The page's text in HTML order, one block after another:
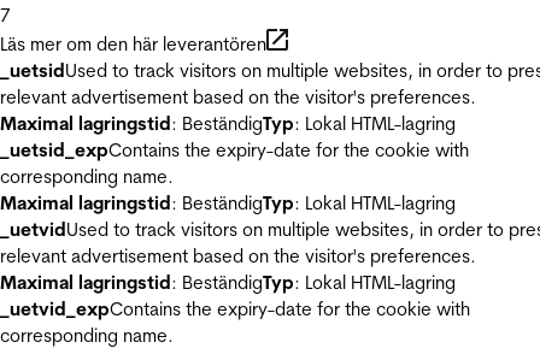
7
Läs mer om den här leverantören
_uetsidUsed to track visitors on multiple websites, in order to
relevant advertisement based on the visitor's preferences.
Maximal lagringstid: BeständigTyp: Lokal HTML-lagring
_uetsid_expContains the expiry-date for the cookie with
corresponding name.
Maximal lagringstid: BeständigTyp: Lokal HTML-lagring
_uetvidUsed to track visitors on multiple websites, in order to
relevant advertisement based on the visitor's preferences.
Maximal lagringstid: BeständigTyp: Lokal HTML-lagring
_uetvid_expContains the expiry-date for the cookie with
corresponding name.